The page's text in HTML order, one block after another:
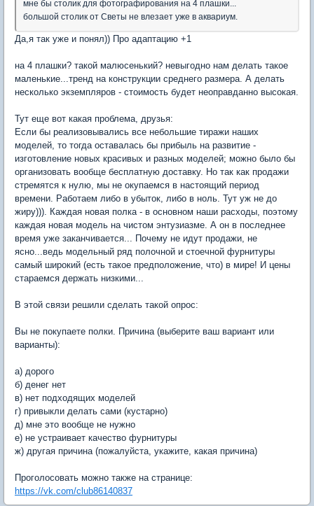
мне бы столик для фотографирования на 4 плашки...
большой столик от Светы не влезает уже в аквариум.
Да,я так уже и понял)) Про адаптацию +1
на 4 плашки? такой малюсенький? невыгодно нам делать такое
маленькие...тренд на конструкции среднего размера. А делать
несколько экземпляров - стоимость будет неоправданно высокая.
Тут еще вот какая проблема, друзья:
Если бы реализовывались все небольшие тиражи наших
моделей, то тогда оставалась бы прибыль на развитие -
изготовление новых красивых и разных моделей; можно было бы
организовать вообще бесплатную доставку. Но так как продажи
стремятся к нулю, мы не окупаемся в настоящий период
времени. Работаем либо в убыток, либо в ноль. Тут уж не до
жиру))). Каждая новая полка - в основном наши расходы, поэтому
каждая новая модель на чистом энтузиазме. А он в последнее
время уже заканчивается... Почему не идут продажи, не
ясно...ведь модельный ряд полочной и стоечной фурнитуры
самый широкий (есть такое предположение, что) в мире! И цены
стараемся держать низкими...
В этой связи решили сделать такой опрос:
Вы не покупаете полки. Причина (выберите ваш вариант или
варианты):
а) дорого
б) денег нет
в) нет подходящих моделей
г) привыкли делать сами (кустарно)
д) мне это вообще не нужно
е) не устраивает качество фурнитуры
ж) другая причина (пожалуйста, укажите, какая причина)
Проголосовать можно также на странице:
https://vk.com/club86140837